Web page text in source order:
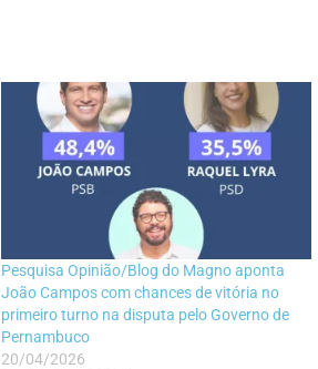
Pesquisa Opinião/Blog do Magno aponta
João Campos com chances de vitória no
primeiro turno na disputa pelo Governo de
Pernambuco
20/04/2026